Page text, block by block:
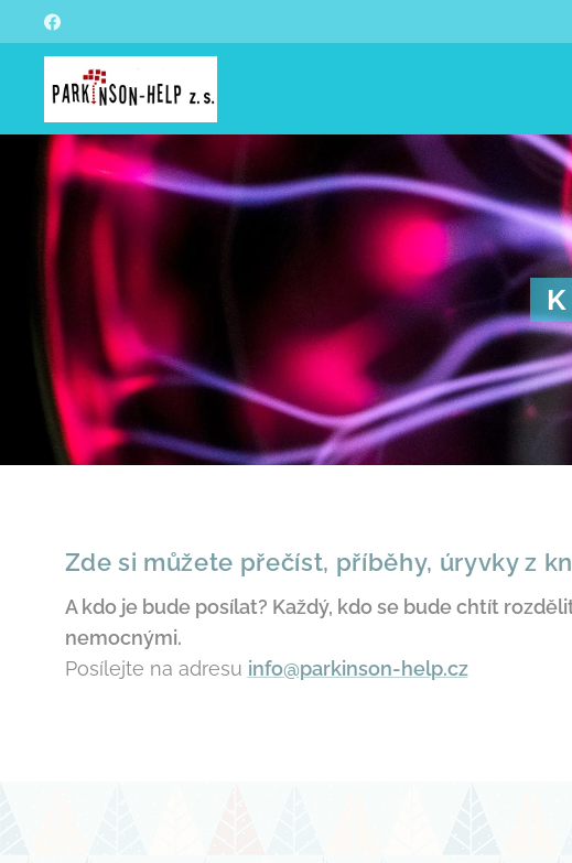
Zde si můžete přečíst, příběhy, úryvky z
A kdo je bude posílat? Každý, kdo se bude chtít
nemocnými.
Posílejte na adresu info@parkinson-help.cz